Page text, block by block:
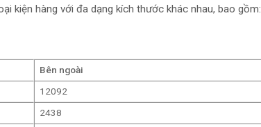
kiện hàng với đa dạng kích thước khác nhau, bao gồm:
Bên ngoài
12092
2438